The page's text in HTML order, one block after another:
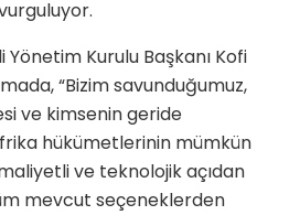
Kurulu Başkanı Kofi
“Bizim savunduğumuz,
ve kimsenin geride
hükümetlerinin mümkün
ve teknolojik açıdan
mevcut seçeneklerden